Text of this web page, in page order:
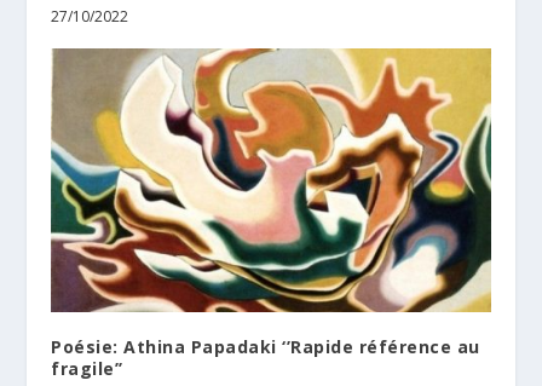
27/10/2022
Poésie: Athina Papadaki ‘’Rapide référence au
fragile’’